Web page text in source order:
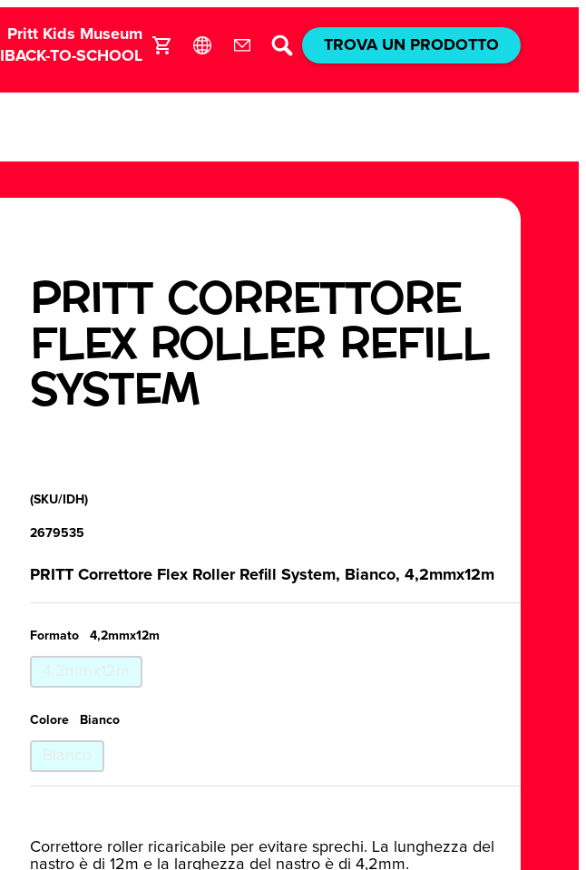
BACK-TO-SCHOOL
Pritt Kids Museum
TROVA UN PRODOTTO
PRITT CORRETTORE
FLEX ROLLER REFILL
SYSTEM
(SKU/IDH)
2679535
PRITT Correttore Flex Roller Refill System, Bianco, 4,2mmx12m
Formato 4,2mmx12m
Colore Bianco
Correttore roller ricaricabile per evitare sprechi. La lunghezza del
nastro è di 12m e la larghezza del nastro è di 4,2mm.